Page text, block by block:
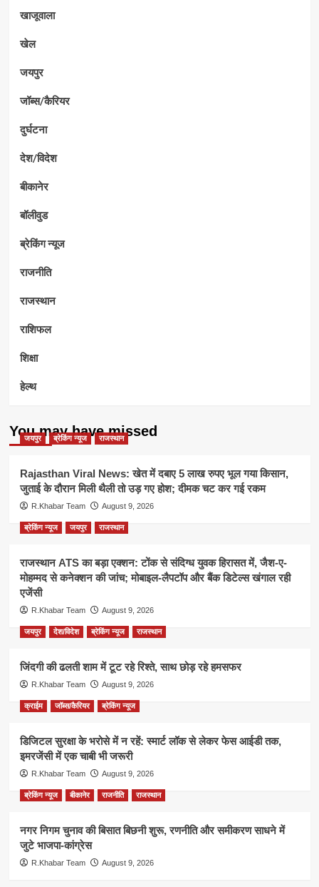
खाजूवाला
खेल
जयपुर
जॉब्स/कैरियर
दुर्घटना
देश/विदेश
बीकानेर
बॉलीवुड
ब्रेकिंग न्यूज
राजनीति
राजस्थान
राशिफल
शिक्षा
हेल्थ
You may have missed
जयपुर ब्रेकिंग न्यूज राजस्थान
Rajasthan Viral News: खेत में दबाए 5 लाख रुपए भूल गया किसान,
जुताई के दौरान मिली थैली तो उड़ गए होश; दीमक चट कर गई रकम
R.Khabar Team August 9, 2026
ब्रेकिंग न्यूज जयपुर राजस्थान
राजस्थान ATS का बड़ा एक्शन: टोंक से संदिग्ध युवक हिरासत में, जैश-ए-
मोहम्मद से कनेक्शन की जांच; मोबाइल-लैपटॉप और बैंक डिटेल्स खंगाल रही
एजेंसी
R.Khabar Team August 9, 2026
जयपुर देश/विदेश ब्रेकिंग न्यूज राजस्थान
जिंदगी की ढलती शाम में टूट रहे रिश्ते, साथ छोड़ रहे हमसफर
R.Khabar Team August 9, 2026
क्राईम जॉब्स/कैरियर ब्रेकिंग न्यूज
डिजिटल सुरक्षा के भरोसे में न रहें: स्मार्ट लॉक से लेकर फेस आईडी तक,
इमरजेंसी में एक चाबी भी जरूरी
R.Khabar Team August 9, 2026
ब्रेकिंग न्यूज बीकानेर राजनीति राजस्थान
नगर निगम चुनाव की बिसात बिछनी शुरू, रणनीति और समीकरण साधने में
जुटे भाजपा-कांग्रेस
R.Khabar Team August 9, 2026